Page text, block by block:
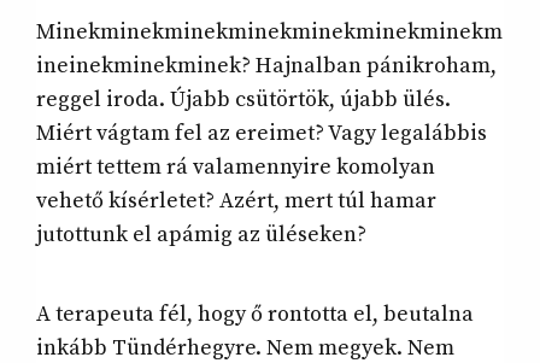
Minekminekminekminekminekminekminekm
ineinekminekminek? Hajnalban pánikroham,
reggel iroda. Újabb csütörtök, újabb ülés.
Miért vágtam fel az ereimet? Vagy legalábbis
miért tettem rá valamennyire komolyan
vehető kísérletet? Azért, mert túl hamar
jutottunk el apámig az üléseken?
A terapeuta fél, hogy ő rontotta el, beutalna
inkább Tündérhegyre. Nem megyek. Nem